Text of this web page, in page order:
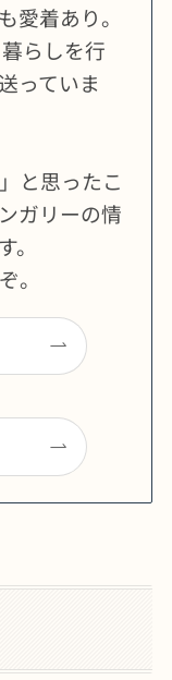
愛着あり。
らしを行
っていま
と思ったこ
ガリーの情
。